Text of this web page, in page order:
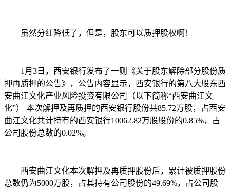
虽然分红降低了，但是，股东可以质押股权啊！
1月3日，西安银行发布了一则《关于股东解除部分股份质
押再质押的公告》，公告内容显示，西安银行的第八大股东西
安曲江文化产业风险投资有限公司（以下简称“西安曲江文
化”） 本次解押及再质押的西安银行股份共85.72万股，占西安
曲江文化共计持有的西安银行10062.82万股股份的0.85%，占
公司股份总数的0.02%。
西安曲江文化本次解押及再质押股份后，累计被质押股份
总数仍为5000万股，占其持有公司股份的49.69%，占公司股